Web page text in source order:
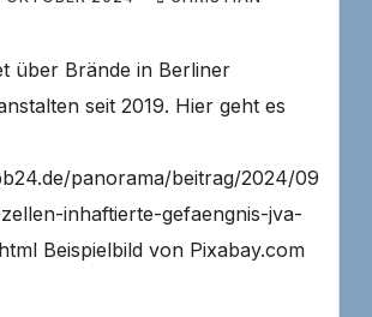
über Brände in Berliner
seit 2019. Hier geht es
panorama/beitrag/2024/09
inhaftierte-gefaengnis-jva-
Beispielbild von Pixabay.com